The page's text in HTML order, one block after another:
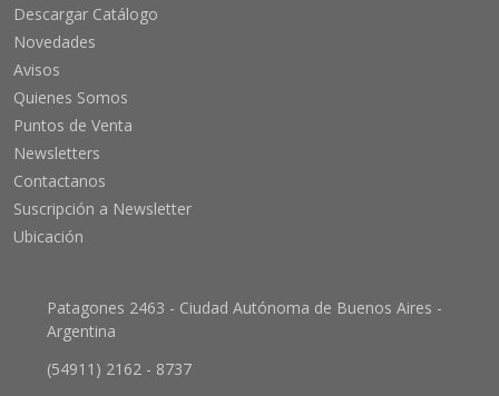
Descargar Catálogo
Novedades
Avisos
Quienes Somos
Puntos de Venta
Newsletters
Contactanos
Suscripción a Newsletter
Ubicación
Patagones 2463 - Ciudad Autónoma de Buenos Aires -
Argentina
(54911) 2162 - 8737